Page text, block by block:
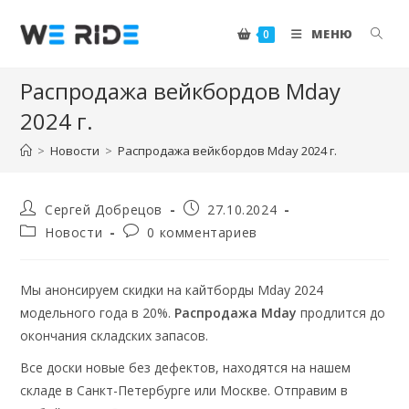
0 МЕНЮ
Распродажа вейкбордов Mday
2024 г.
> Новости > Распродажа вейкбордов Mday 2024 г.
Автор
записи:
Сергей Добрецов
Запись27.10.2024
РубрикаНовости
Комментарии
0 комментариев
Мы анонсируем скидки на кайтборды Mday 2024
модельного года в 20%. Распродажа Mday продлится до
окончания складских запасов.
Все доски новые без дефектов, находятся на нашем
складе в Санкт-Петербурге или Москве. Отправим в